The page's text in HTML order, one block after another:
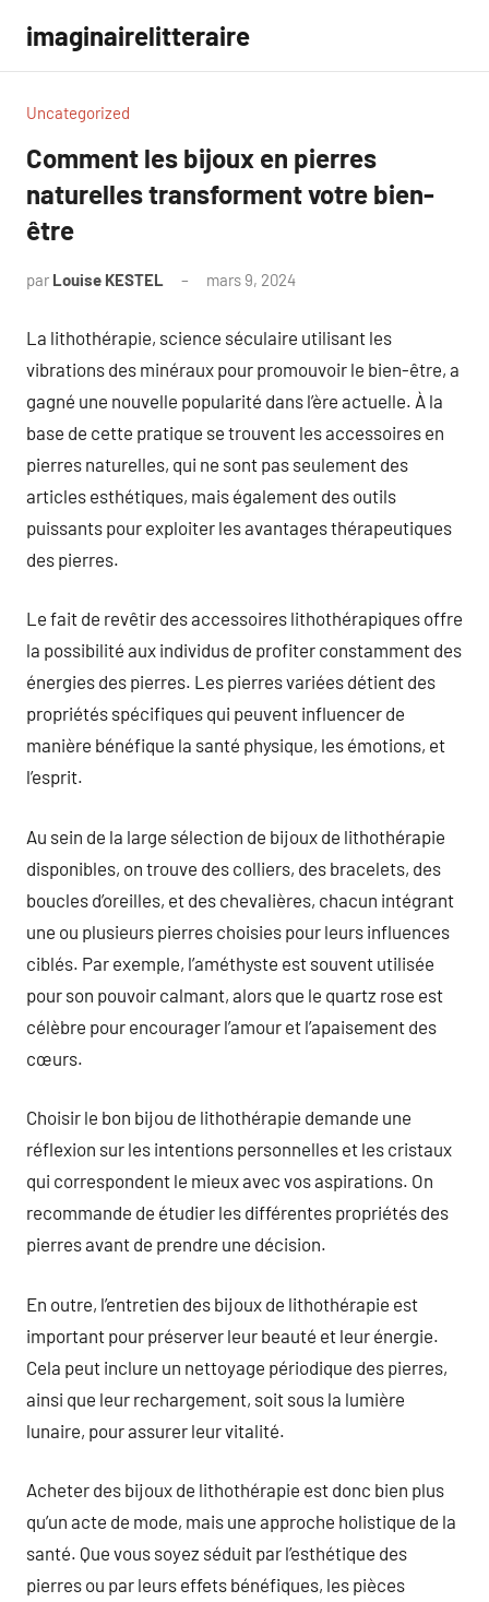
contenu
imaginairelitteraire
Uncategorized
Comment les bijoux en pierres
naturelles transforment votre bien-
être
par Louise KESTEL mars 9, 2024
La lithothérapie, science séculaire utilisant les
vibrations des minéraux pour promouvoir le bien-être, a
gagné une nouvelle popularité dans l’ère actuelle. À la
base de cette pratique se trouvent les accessoires en
pierres naturelles, qui ne sont pas seulement des
articles esthétiques, mais également des outils
puissants pour exploiter les avantages thérapeutiques
des pierres.
Le fait de revêtir des accessoires lithothérapiques offre
la possibilité aux individus de profiter constamment des
énergies des pierres. Les pierres variées détient des
propriétés spécifiques qui peuvent influencer de
manière bénéfique la santé physique, les émotions, et
l’esprit.
Au sein de la large sélection de bijoux de lithothérapie
disponibles, on trouve des colliers, des bracelets, des
boucles d’oreilles, et des chevalières, chacun intégrant
une ou plusieurs pierres choisies pour leurs influences
ciblés. Par exemple, l’améthyste est souvent utilisée
pour son pouvoir calmant, alors que le quartz rose est
célèbre pour encourager l’amour et l’apaisement des
cœurs.
Choisir le bon bijou de lithothérapie demande une
réflexion sur les intentions personnelles et les cristaux
qui correspondent le mieux avec vos aspirations. On
recommande de étudier les différentes propriétés des
pierres avant de prendre une décision.
En outre, l’entretien des bijoux de lithothérapie est
important pour préserver leur beauté et leur énergie.
Cela peut inclure un nettoyage périodique des pierres,
ainsi que leur rechargement, soit sous la lumière
lunaire, pour assurer leur vitalité.
Acheter des bijoux de lithothérapie est donc bien plus
qu’un acte de mode, mais une approche holistique de la
santé. Que vous soyez séduit par l’esthétique des
pierres ou par leurs effets bénéfiques, les pièces